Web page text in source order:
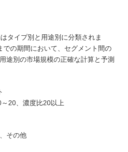
タイプ別と用途別に分類されま
の期間において、セグメント間の
途別の市場規模の正確な計算と予測
20、濃度比20以上
その他